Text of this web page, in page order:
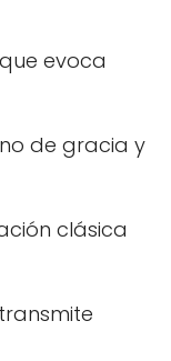
evoca
de gracia y
clásica